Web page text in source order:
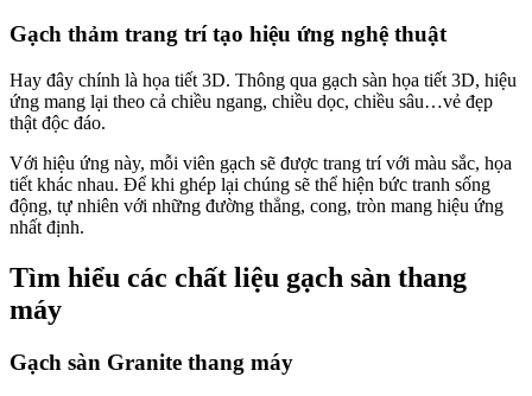
Gạch thảm trang trí tạo hiệu ứng nghệ thuật
Hay đây chính là họa tiết 3D. Thông qua gạch sàn họa tiết 3D, hiệu
ứng mang lại theo cả chiều ngang, chiều dọc, chiều sâu…vẻ đẹp
thật độc đáo.
Với hiệu ứng này, mỗi viên gạch sẽ được trang trí với màu sắc, họa
tiết khác nhau. Để khi ghép lại chúng sẽ thể hiện bức tranh sống
động, tự nhiên với những đường thẳng, cong, tròn mang hiệu ứng
nhất định.
Tìm hiểu các chất liệu gạch sàn thang
máy
Gạch sàn Granite thang máy